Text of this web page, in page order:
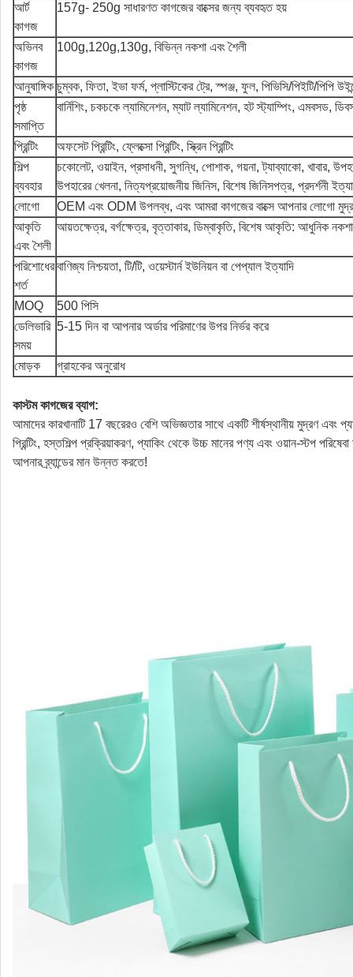
আর্ট
কাগজ
157g- 250g সাধারণত কাগজের বাক্সের জন্য ব্যবহৃত হয়
অভিনব
কাগজ
100g,120g,130g, বিভিন্ন নকশা এবং শৈলী
আনুষাঙ্গিক চুম্বক, ফিতা, ইভা ফর্ম, প্লাস্টিকের ট্রে, স্পঞ্জ, ফুল, পিভিসি/পিইটি/পিপি
পৃষ্ঠ
সমাপ্তি
বার্নিশিং, চকচকে ল্যামিনেশন, ম্যাট ল্যামিনেশন, হট স্ট্যাম্পিং, এমবসড,
প্রিন্টিং
অফসেট প্রিন্টিং, ফ্লেক্সো প্রিন্টিং, স্ক্রিন প্রিন্টিং
শিল্প
ব্যবহার
চকোলেট, ওয়াইন, প্রসাধনী, সুগন্ধি, পোশাক, গয়না, ট্যাব্যাকো, খাবার,
উপহারের খেলনা, নিত্যপ্রয়োজনীয় জিনিস, বিশেষ জিনিসপত্র, প্রদর্শনী
লোগো
OEM এবং ODM উপলব্ধ, এবং আমরা কাগজের বাক্সে আপনার লোগো
আকৃতি
এবং শৈলী
আয়তক্ষেত্র, বর্গক্ষেত্র, বৃত্তাকার, ডিম্বাকৃতি, বিশেষ আকৃতি: আধুনিক
পরিশোধের
শর্ত
বাণিজ্য নিশ্চয়তা, টি/টি, ওয়েস্টার্ন ইউনিয়ন বা পেপ্যাল ​​ইত্যাদি
MOQ
500 পিসি
ডেলিভারি
সময়
5-15 দিন বা আপনার অর্ডার পরিমাণের উপর নির্ভর করে
মোড়ক গ্রাহকের অনুরোধ
কাস্টম কাগজের ব্যাগ:
আমাদের কারখানাটি 17 বছরেরও বেশি অভিজ্ঞতার সাথে একটি শীর্ষস্থানীয় মুদ্রণ
প্রিন্টিং, হস্তশিল্প প্রক্রিয়াকরণ, প্যাকিং থেকে উচ্চ মানের পণ্য এবং ওয়ান-স্টপ
আপনার ব্র্যান্ডের মান উন্নত করতে!